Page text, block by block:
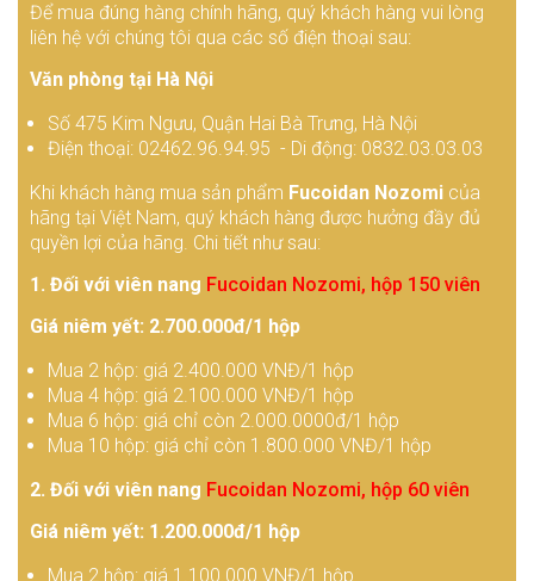
Để mua đúng hàng chính hãng, quý khách hàng vui lòng
liên hệ với chúng tôi qua các số điện thoại sau:
Văn phòng tại Hà Nội
Số 475 Kim Ngưu, Quận Hai Bà Trưng, Hà Nội
Điện thoại: 02462.96.94.95 - Di động: 0832.03.03.03
Khi khách hàng mua sản phẩm Fucoidan Nozomi của
hãng tại Việt Nam, quý khách hàng được hưởng đầy đủ
quyền lợi của hãng. Chi tiết như sau:
1. Đối với viên nang Fucoidan Nozomi, hộp 150 viên
Giá niêm yết: 2.700.000đ/1 hộp
Mua 2 hộp: giá 2.400.000 VNĐ/1 hộp
Mua 4 hộp: giá 2.100.000 VNĐ/1 hộp
Mua 6 hộp: giá chỉ còn 2.000.0000đ/1 hộp
Mua 10 hộp: giá chỉ còn 1.800.000 VNĐ/1 hộp
2. Đối với viên nang Fucoidan Nozomi, hộp 60 viên
Giá niêm yết: 1.200.000đ/1 hộp
Mua 2 hộp: giá 1.100.000 VNĐ/1 hộp